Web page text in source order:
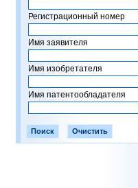
Регистрационный номер
Имя заявителя
Имя изобретателя
Имя патентообладателя